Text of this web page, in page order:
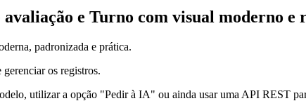
e Turno com visual moderno e
padronizada e prática.
os registros.
utilizar a opção "Pedir à IA" ou ainda usar uma API REST